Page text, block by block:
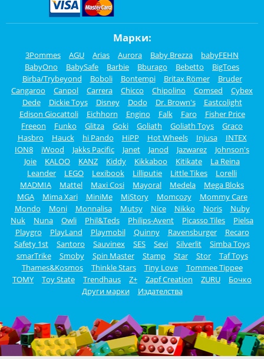
Марки:
3Pommes AGU Arias Aurora Baby Brezza
babyFEHN
BabyOno
BabySafe Barbie Bburago Bebetto
BigToes
Birba/Trybeyond
Boboli Bontempi Britax Römer
Bruder
Cangaroo
Canpol Carrera Chicco Chipolino Comsed
Cybex
Dede
Dickie Toys Disney Dodo Dr. Brown's
Eastcolight
Edison Giocattoli
Eichhorn Engino Falk Faro
Fisher Price
Freeon
Funko Glitza Goki Goliath Goliath Toys
Graco
Hasbro
Hauck hi Pando HiPP Hot Wheels Injusa
INTEX
ION8
iWood Jakks Pacific Janet Janod Jazwarez
Johnson's
Joie
KALOO KANZ Kiddy Kikkaboo Kitikate
La Reina
Leander
LEGO Lexibook Lilliputie Little Tikes
Lorelli
MADMIA
Mattel Maxi Cosi Mayoral Medela
Mega Bloks
MGA
Mima Xari MiniMe MiStory Momcozy
Mommy Care
Mondo
Moni Monnalisa Mutsy Nice Nikko Noris
Nuby
Nuk
Nuna Owli Phil&Teds Philips-Avent Picasso Tiles
Pielsa
Playgro
PlayLand Playmobil Quinny Ravensburger
Recaro
Safety 1st
Santoro Sauvinex SES Sevi Silverlit
Simba Toys
smarTrike
Smoby Spin Master Stamp Star Stor
Taf Toys
Thames&Kosmos
Thinkle Stars Tiny Love
Tommee Tippee
TOMY
Toy State Trendhaus Z+ Zapf Creation ZURU
Бочко
Други марки
Издателства